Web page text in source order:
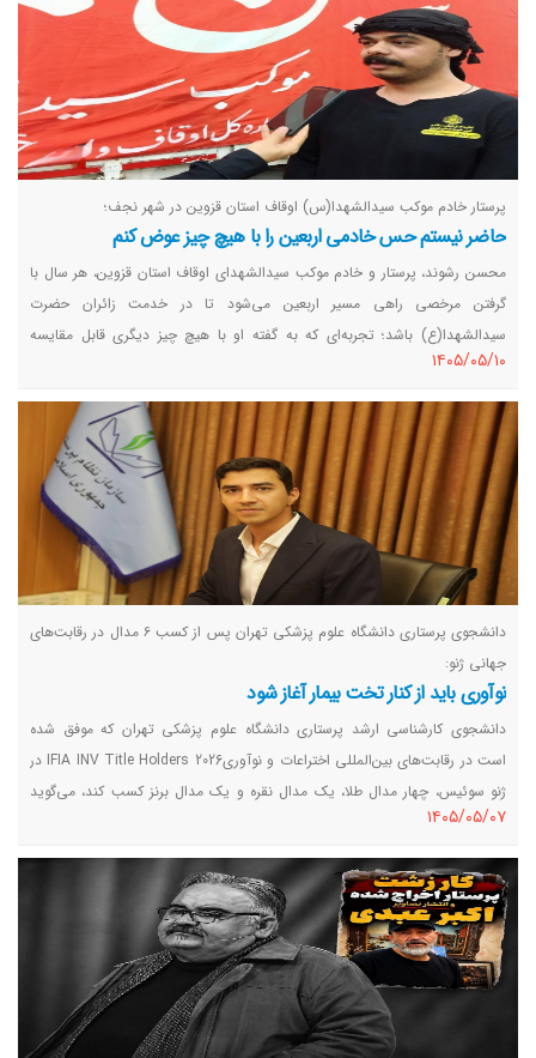
پرستار خادم موکب سیدالشهدا(س) اوقاف استان قزوین در شهر نجف؛
حاضر نیستم حس خادمی اربعین را با هیچ چیز عوض کنم
محسن رشوند، پرستار و خادم موکب سیدالشهدای اوقاف استان قزوین، هر سال با
گرفتن مرخصی راهی مسیر اربعین می‌شود تا در خدمت زائران حضرت
سیدالشهدا(ع) باشد؛ تجربه‌ای که به گفته او با هیچ چیز دیگری قابل مقایسه
نیست.
١٤٠٥/٠٥/١٠
دانشجوی پرستاری دانشگاه علوم پزشکی تهران پس از کسب ۶ مدال در رقابت‌های
جهانی ژنو:
نوآوری باید از کنار تخت بیمار آغاز شود
دانشجوی کارشناسی ارشد پرستاری دانشگاه علوم پزشکی تهران که موفق شده
است در رقابت‌های بین‌المللی اختراعات و نوآوریIFIA INV Title Holders 2026 در
ژنو سوئیس، چهار مدال طلا، یک مدال نقره و یک مدال برنز کسب کند، می‌گوید
نوآوری در حوزه سلامت زمانی ارزشمند است که پاسخی برای نیازهای واقعی
بیماران و نظام درمان باشد.
١٤٠٥/٠٥/٠٧